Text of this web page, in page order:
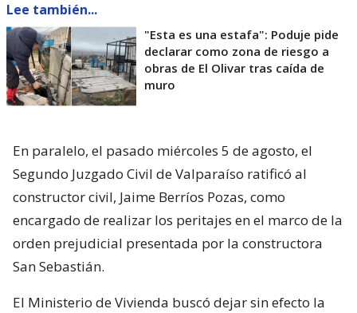
Lee también...
"Esta es una estafa": Poduje pide
declarar como zona de riesgo a
obras de El Olivar tras caída de
muro
En paralelo, el pasado miércoles 5 de agosto, el
Segundo Juzgado Civil de Valparaíso ratificó al
constructor civil, Jaime Berríos Pozas, como
encargado de realizar los peritajes en el marco de la
orden prejudicial presentada por la constructora
San Sebastián.
El Ministerio de Vivienda buscó dejar sin efecto la